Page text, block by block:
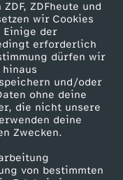
ZDFheute und
wir Cookies
Einige der
erforderlich
dürfen wir
und/oder
ohne deine
die nicht unsere
deine
Zwecken.
von bestimmten
zum ZDF